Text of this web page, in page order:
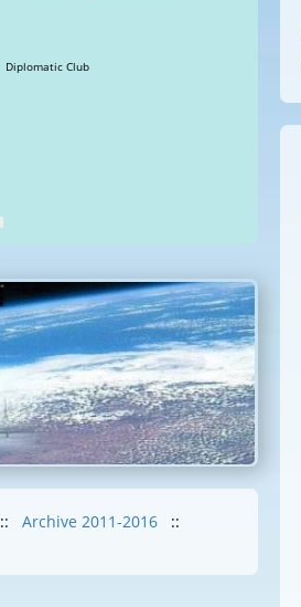
Jaunumi » COVID-19 krīze » Views: 67261 Diplomatic Club
:: Archive 2011-2016
::